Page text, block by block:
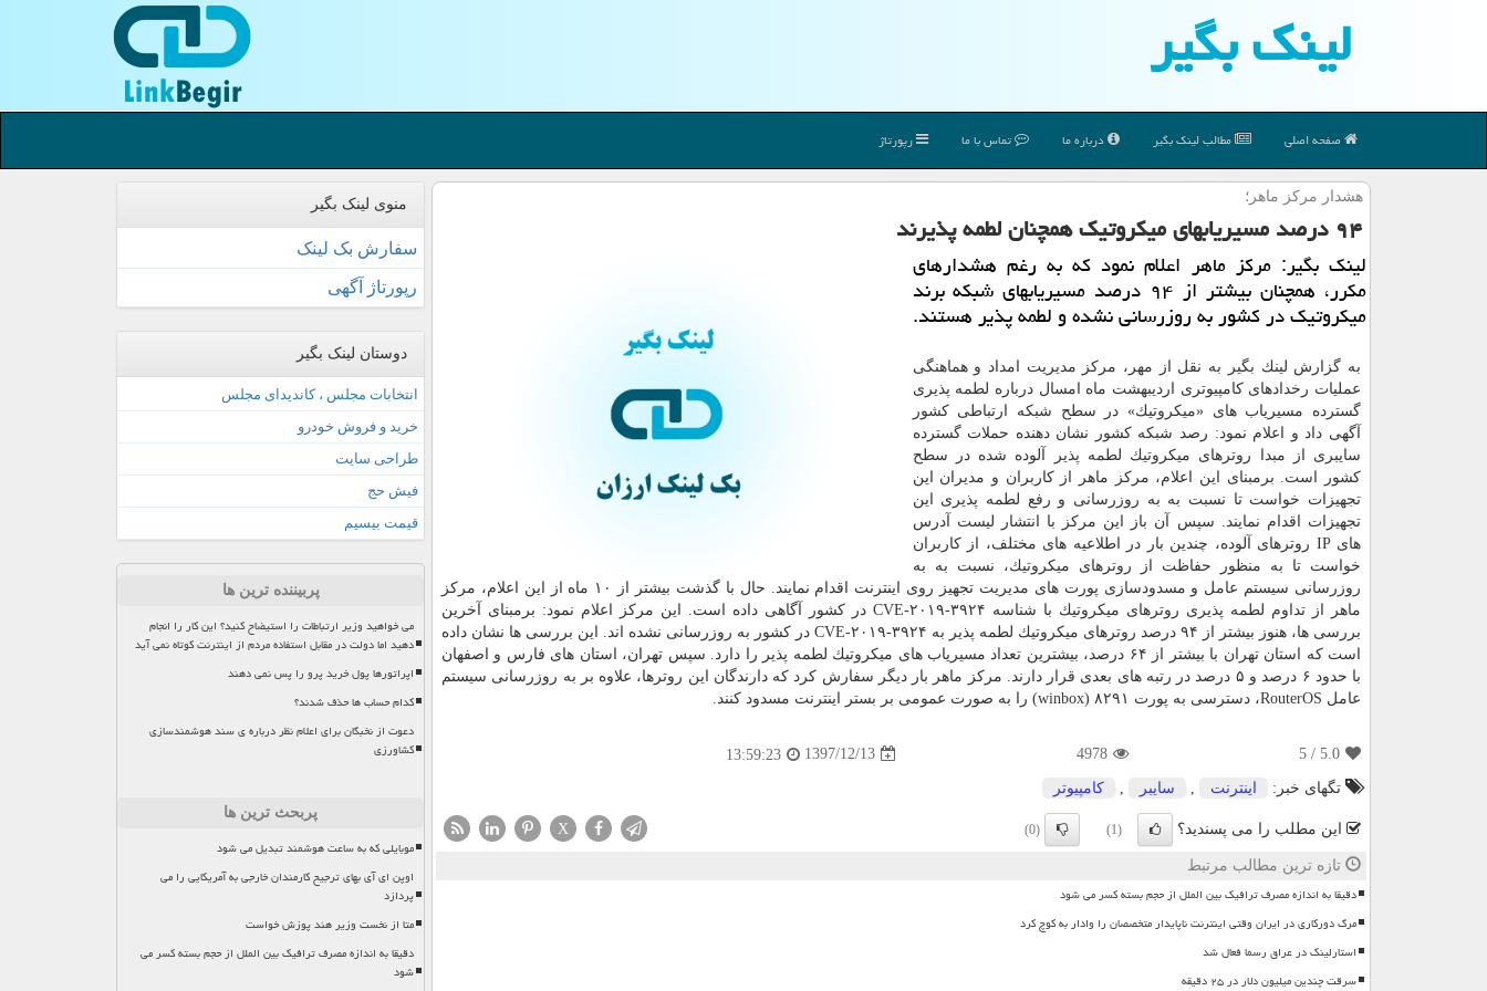
لینك بگیر
صفحه اصلی مطالب لینك بگیر درباره ما تماس با ما رپورتاژ
هشدار مركز ماهر؛
۹۴ درصد مسیریابهای میكروتیك همچنان لطمه پذیرند
لینك بگیر: مركز ماهر اعلام نمود كه به رغم هشدارهای
مكرر، همچنان بیشتر از ۹۴ درصد مسیریابهای شبكه برند
میكروتیك در كشور به روزرسانی نشده و لطمه پذیر هستند.
به گزارش لینك بگیر به نقل از مهر، مركز مدیریت امداد و هماهنگی
عملیات رخدادهای كامپیوتری اردیبهشت ماه امسال درباره لطمه پذیری
گسترده مسیریاب های «‫میكروتیك» در سطح شبكه ارتباطی كشور
آگهی داد و اعلام نمود: رصد شبكه كشور نشان دهنده حملات گسترده
سایبری از مبدا روترهای میكروتیك لطمه پذیر آلوده شده در سطح
كشور است. برمبنای این اعلام، مركز ماهر از كاربران و مدیران این
تجهیزات خواست تا نسبت به به روزرسانی و رفع لطمه پذیری این
تجهیزات اقدام نمایند. سپس آن باز این مركز با انتشار لیست آدرس
های IP روترهای آلوده، چندین بار در اطلاعیه های مختلف، از كاربران
خواست تا به منظور حفاظت از روترهای میكروتیك، نسبت به به
روزرسانی سیستم عامل و مسدودسازی پورت های مدیریت تجهیز روی اینترنت اقدام نمایند. حال با گذشت بیشتر از ۱۰ ماه از این اعلام، مركز
ماهر از تداوم لطمه پذیری روترهای میكروتیك با شناسه CVE-۲۰۱۹-۳۹۲۴ در كشور آگاهی داده است. این مركز اعلام نمود: برمبنای آخرین
بررسی ها، هنوز بیشتر از ۹۴ درصد روترهای ‫میكروتیك لطمه پذیر به CVE-۲۰۱۹-۳۹۲۴ در كشور به روزرسانی نشده اند. این بررسی ها نشان داده
است كه استان تهران با بیشتر از ۶۴ درصد، بیشترین تعداد مسیریاب های میكروتیك لطمه پذیر را دارد. سپس تهران، استان های فارس و اصفهان
با حدود ۶ درصد و ۵ درصد در رتبه های بعدی قرار دارند. مركز ماهر بار دیگر سفارش كرد كه دارندگان این روترها، علاوه بر به روزرسانی سیستم
عامل RouterOS، دسترسی به پورت ۸۲۹۱ (winbox) را به صورت عمومی بر بستر اینترنت مسدود كنند.
5.0
/ 5
4978
1397/12/13
13:59:23
تگهای خبر:
اینترنت سایبر كامپیوتر
این مطلب را می پسندید؟ (1)
(0)
X
تازه ترین مطالب مرتبط
دقیقا به اندازه مصرف ترافیک بین الملل از حجم بسته کسر می شود
مرگ دورکاری در ایران وقتی اینترنت ناپایدار متخصصان را وادار به کوچ کرد
استارلینک در عراق رسما فعال شد
سرقت چندین میلیون دلار در ۲۵ دقیقه
منوی لینک بگیر
سفارش بک لینک
رپورتاژ آگهی
دوستان لینک بگیر
انتخابات مجلس ، کاندیدای مجلس
خرید و فروش خودرو
طراحی سایت
فیش حج
قیمت بیسیم
پربیننده ترین ها
می خواهید وزیر ارتباطات را استیضاح کنید؟ این کار را انجام
دهید اما دولت در مقابل استفاده مردم از اینترنت کوتاه نمی آید
اپراتورها پول خرید پرو را پس نمی دهند
کدام حساب ها حذف شدند؟
دعوت از نخبگان برای اعلام نظر درباره ی سند هوشمندسازی
کشاورزی
پربحث ترین ها
موبایلی که به ساعت هوشمند تبدیل می شود
اوپن ای آی بهای ترجیح کارمندان خارجی به آمریکایی را می
پردازد
متا از نخست وزیر هند پوزش خواست
دقیقا به اندازه مصرف ترافیک بین الملل از حجم بسته کسر می
شود